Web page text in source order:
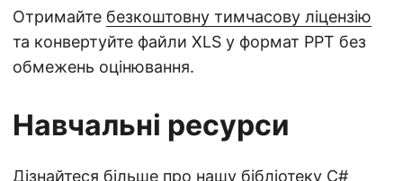
Отримайте безкоштовну тимчасову ліцензію
та конвертуйте файли XLS у формат PPT без
обмежень оцінювання.
Навчальні ресурси
Дізнайтеся більше про нашу бібліотеку C#